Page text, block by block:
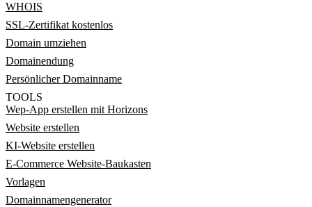
WHOIS
SSL-Zertifikat kostenlos
Domain umziehen
Domainendung
Persönlicher Domainname
TOOLS
Wep-App erstellen mit Horizons
Website erstellen
KI-Website erstellen
E-Commerce Website-Baukasten
Vorlagen
Domainnamengenerator